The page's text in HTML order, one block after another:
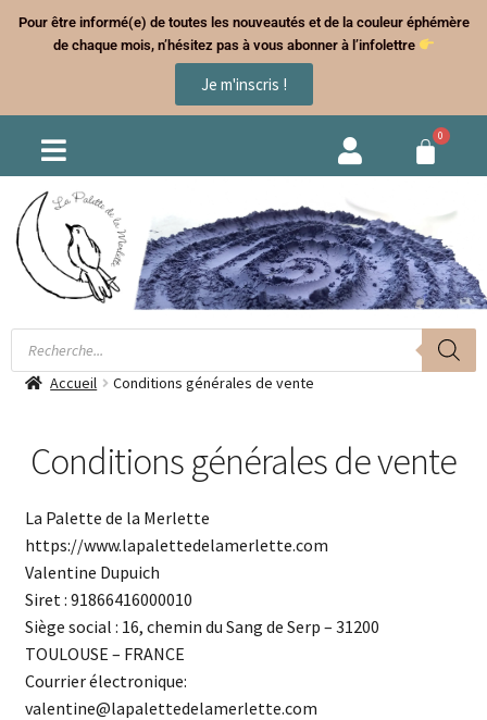
Pour être informé(e) de toutes les nouveautés et de la couleur éphémère
de chaque mois, n’hésitez pas à vous abonner à l’infolettre
Je m'inscris !
Accueil Conditions générales de vente
Conditions générales de vente
La Palette de la Merlette
https://www.lapalettedelamerlette.com
Valentine Dupuich
Siret : 91866416000010
Siège social : 16, chemin du Sang de Serp – 31200
TOULOUSE – FRANCE
Courrier électronique:
valentine@lapalettedelamerlette.com